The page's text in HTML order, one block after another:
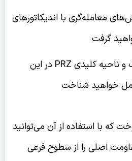
معامله‌گری با اندیکاتورهای
گرفت
الگوهای هارمونیک و ناحیه کلیدی PRZ در این
خواهید شناخت
که با استفاده از آن می‌توانید
اصلی را از سطوح فرعی